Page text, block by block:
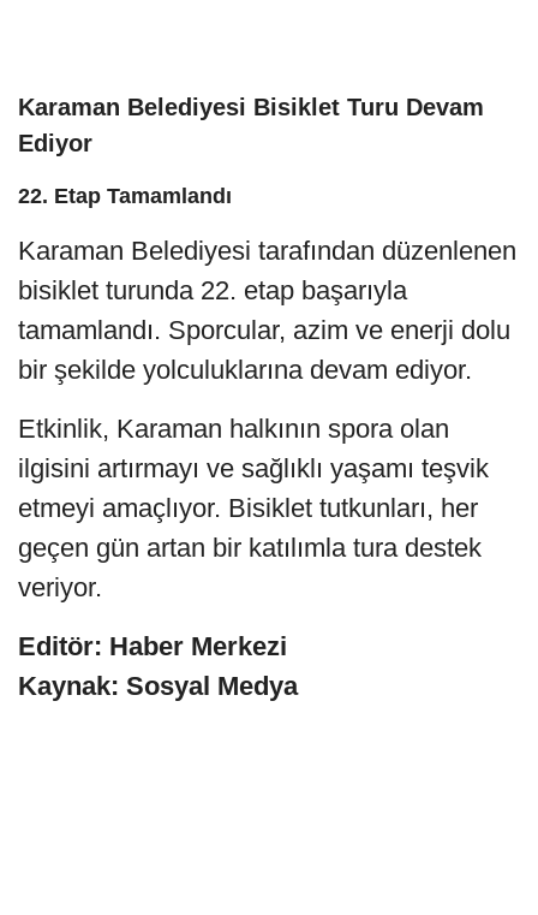
Karaman Belediyesi Bisiklet Turu Devam
Ediyor
22. Etap Tamamlandı
Karaman Belediyesi tarafından düzenlenen
bisiklet turunda 22. etap başarıyla
tamamlandı. Sporcular, azim ve enerji dolu
bir şekilde yolculuklarına devam ediyor.
Etkinlik, Karaman halkının spora olan
ilgisini artırmayı ve sağlıklı yaşamı teşvik
etmeyi amaçlıyor. Bisiklet tutkunları, her
geçen gün artan bir katılımla tura destek
veriyor.
Editör: Haber Merkezi
Kaynak: Sosyal Medya